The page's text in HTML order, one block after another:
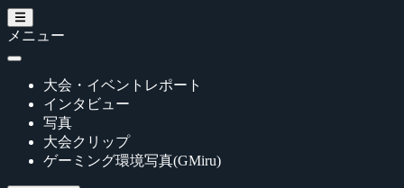
メニュー
大会・イベントレポート
インタビュー
写真
大会クリップ
ゲーミング環境写真(GMiru)